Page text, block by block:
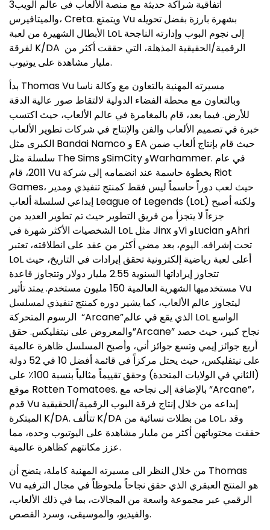
اتفاقية شراكة حديثة مع منصة الألعاب في عالم الويب3
والميتافيرس، Creta. ويتمتع Vu بشهرة بارزة بفضل تحويله
الأبطال الشهيرة من لعبة LoL إلى نجوم البوب وإدارته الناجحة
لفرقة K/DA الرقمية/الحقيقية المذهلة، التي حققت أكثر من
مليار مشاهدة على يوتيوب.
بدأ Thomas Vu مسيرته المهنية بالتعاون مع وكالة ناسا
وبالتعاون مع محطة الفضاء الدولية لالتقاط صور عالية الدقة
للأرض. فيما بعد، قام بالمغامرة في عالم الألعاب، حيث اكتسب
خبرة في تصميم الألعاب والفن والإنتاج في شركات تطوير الألعاب
الكبرى مثل Bandai Namco و EA حيث قام بإنتاج ألعاب ضمن
سلسلة مثل The Sims وSimCity وWarhammer. في عام
2011، قام Vu بخطوة حاسمة عند انضمامه إلى شركة Riot
Games، حيث لعب دوراً حاسماً ليس فقط كمنتج تنفيذي ومدير
إبداعي لسلسلة ألعاب League of Legends (LoL) ولكنه أصبح
جزءاً لا يتجزأ من فريق التطوير حيث تم تطوير العديد من
الشخصيات الأكثر شهرة في LoL مثل Jinx وVi وLucian وAhri
تحت إشرافه. اليوم، بعد مضي أكثر من عقد على انطلاقته، تعتبر
LoL أعلى لعبة رياضية إلكترونية تحقق إيرادات في التاريخ، حيث
تتجاوز إيراداتها السنوية 2.55 مليار دولار وتتجاوز قاعدة
مستخدميها الشهرية العالمية 150 مليون مستخدم. يمتد تأثير Vu
ليتجاوز عالم الألعاب، كما يشير دوره كمنتج تنفيذي لمسلسل
الرسوم المتحركة “Arcane”الذي يقع في عالم LoL الواسع
والمعروض على نيتفليكس. حقق”Arcane” نجاح كبير، حيث حصد
أربع جوائز إيمي وتسع جوائز أني، وأصبح المسلسل ظاهرة عالمية
على نيتفليكس، حيث يحتل مركزاً في قائمة أفضل 10 في 52 دولة
(الثاني في الولايات المتحدة) وحقق تقييماً مثالياً بنسبة 100٪ على
موقع Rotten Tomatoes. بالإضافة إلى نجاحه مع “Arcane”،
قدم Vu إبداعه من خلال إنتاج فرقة البوب الرقمية/الحقيقية
المبتكرة K/DA. تتألف K/DA من بطلات نسائية من LoL، وقد
حققت محتوياتهن أكثر من مليار مشاهدة على اليوتيوب وحده، مما
عزز مكانتهم كظاهرة عالمية.
من خلال النظر الى مسيرته المهنية كاملة، يتضح أن Thomas
Vu هو المنتج العبقري الذي حقق نجاحاً ملحوظاً في مجال الترفيه
الرقمي عبر مجموعة واسعة من المجالات، بما في ذلك الألعاب،
والفيديو، والموسيقى، وسرد القصص.